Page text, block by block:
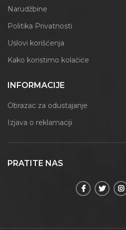
Narudžbine
Politika Privatnosti
Uslovi korišćenja
Kako koristimo kolačiće
INFORMACIJE
Obrazac za odustajanje
Izjava o reklamaciji
PRATITE NAS